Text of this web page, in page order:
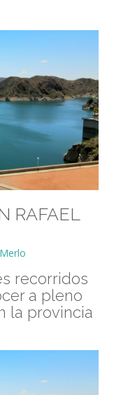
RAFAEL
recorridos
a pleno
la provincia